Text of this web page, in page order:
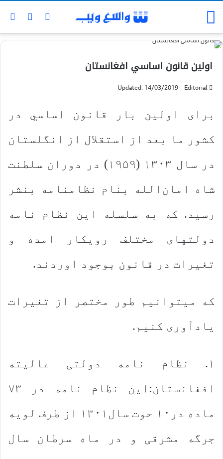
اولين قانون اساسي افغانستان
Editorial
Updated: 14/03/2019
برای اولين بار قانون اساسي در
كشور ما بعد از استقلال از انگلستان
در سال ۱۳۰۳ (۱۹۵۹) در دوران سلطنت
شاه امان‌الله بنام نظامنامه بنشر
رسید. که به سلسله این نظام نامه
دولت‏های مختلف رویکار امده و
تغیرات در قانون بوجود اوردند.
که می‏توانیم طور مختصر از تغیرات
یادآوری کنیم.
۱. نظام نامه دولتی عالیته
افغانستان:این نظام نامه در ۷۳
ماده در۱۰ حوت سال۱۳۰۱ از طرف لویه
جرگه مشرقی و در ماه سرطان سال